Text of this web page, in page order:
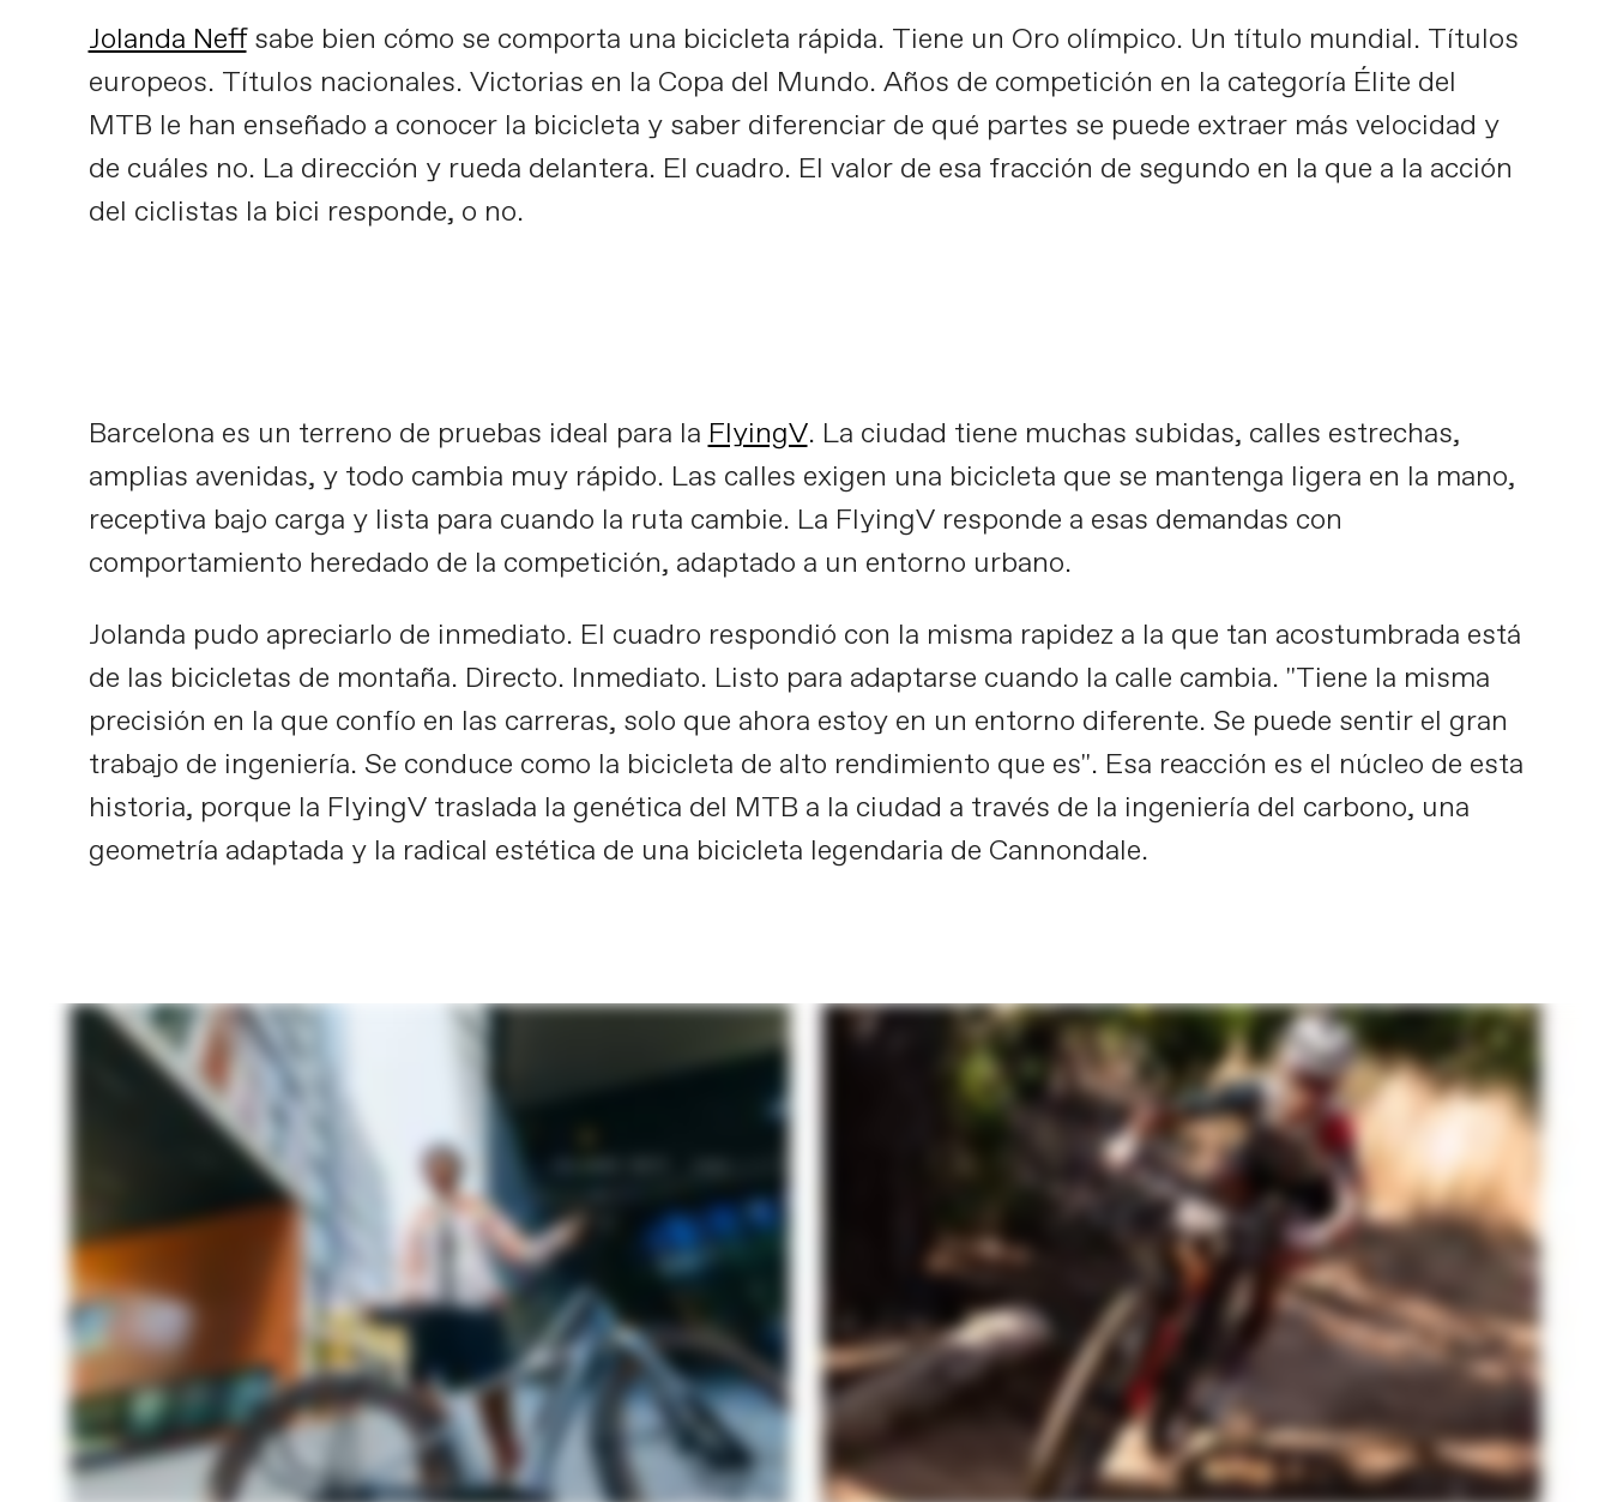
Jolanda Neffsabe bien cómo se comporta una bicicleta rápida. Tiene un Oro olímpico. Un título mundial. Títulos
europeos. Títulos nacionales. Victorias en la Copa del Mundo. Años de competición en la categoría Élite del
MTB le han enseñado a conocer la bicicleta y saber diferenciar de qué partes se puede extraer más velocidad y
de cuáles no. La dirección y rueda delantera. El cuadro. El valor de esa fracción de segundo en la que a la acción
del ciclistas la bici responde, o no.
Barcelona es un terreno de pruebas ideal para la FlyingV. La ciudad tiene muchas subidas, calles estrechas,
amplias avenidas, y todo cambia muy rápido. Las calles exigen una bicicleta que se mantenga ligera en la mano,
receptiva bajo carga y lista para cuando la ruta cambie. La FlyingV responde a esas demandas con
comportamiento heredado de la competición, adaptado a un entorno urbano.
Jolanda pudo apreciarlo de inmediato. El cuadro respondió con la misma rapidez a la que tan acostumbrada está
de las bicicletas de montaña. Directo. Inmediato. Listo para adaptarse cuando la calle cambia. "Tiene la misma
precisión en la que confío en las carreras, solo que ahora estoy en un entorno diferente. Se puede sentir el gran
trabajo de ingeniería. Se conduce como la bicicleta de alto rendimiento que es". Esa reacción es el núcleo de esta
historia, porque la FlyingV traslada la genética del MTB a la ciudad a través de la ingeniería del carbono, una
geometría adaptada y la radical estética de una bicicleta legendaria de Cannondale.